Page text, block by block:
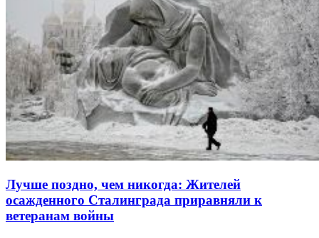
Лучше поздно, чем никогда: Жителей
осажденного Сталинграда приравняли к
ветеранам войны